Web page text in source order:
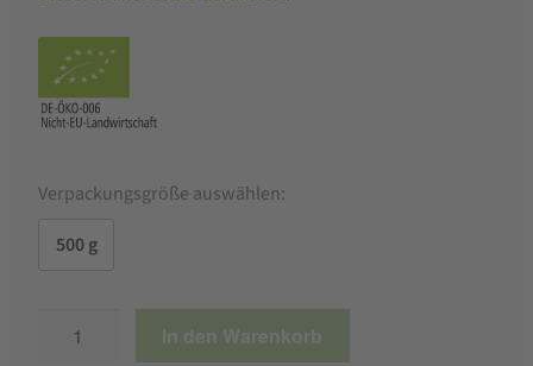
Verpackungsgröße auswählen:
500 g
Gourmet
In den Warenkorb